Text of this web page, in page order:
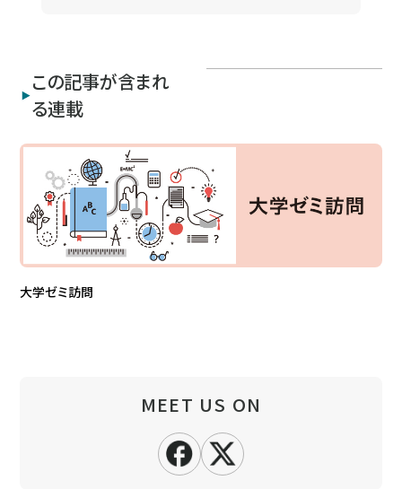
この記事が含まれ
る連載
大学ゼミ訪問
MEET US ON